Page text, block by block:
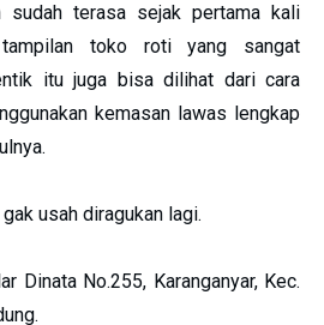
sudah terasa sejak pertama kali
toko roti yang sangat
itu juga bisa dilihat dari cara
kemasan lawas lengkap
usah diragukan lagi.
Dinata No.255, Karanganyar, Kec.